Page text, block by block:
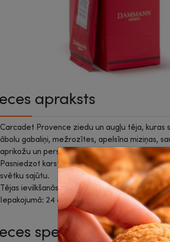
apraksts
Carcadet Provence ziedu un augļu tēja, kuras
ābolu gabaliņi, mežrozītes, apelsīna miziņas,
aprikožu un persiku augļi.
Pasniedzot karstā vai ledus tējas veidā, tā
svētku sajūtu.
Tējas ievilkšanās laiks 5 -6 minūtes, 100°
Iepakojumā: 24 atsevišķi iepakoti zīda maisiņi.
specifikācija